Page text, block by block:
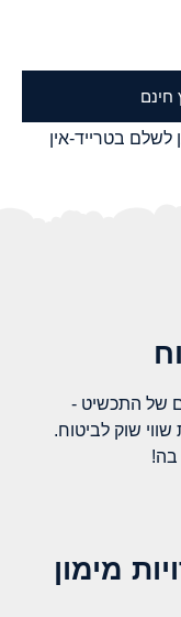
חינם
לשלם בטרייד-אין
של התכשיט -
שוק לביטוח.
בה!
מימון